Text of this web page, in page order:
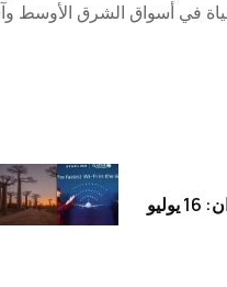
في أسواق الشرق الأوسط